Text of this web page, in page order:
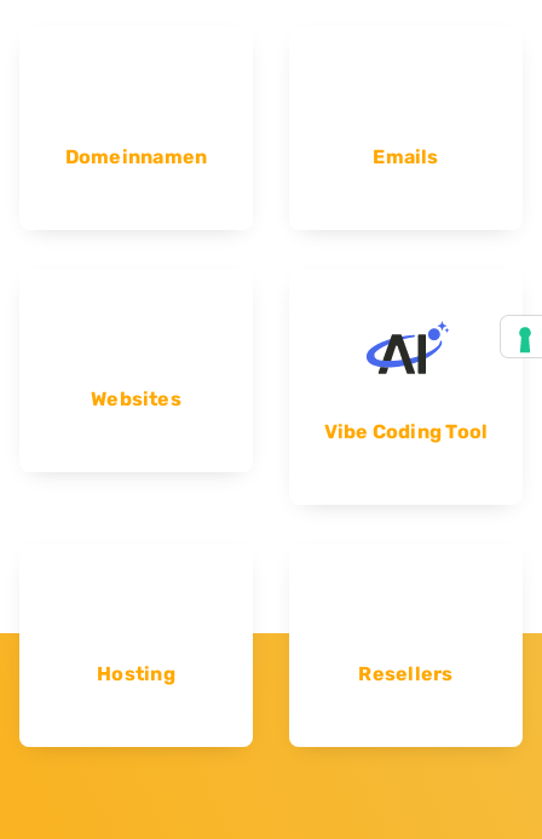
Domeinnamen Emails
Websites
Vibe Coding Tool
Hosting Resellers